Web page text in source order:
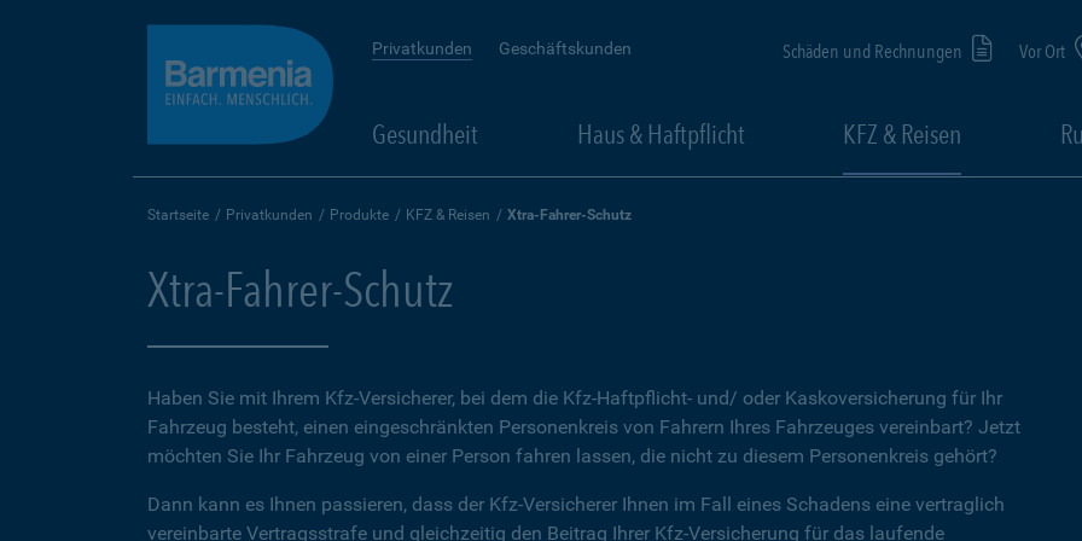
Privatkunden Geschäftskunden Schäden und Rechnungen Vor Ort
Gesundheit Haus & Haftpflicht KFZ & Reisen
Startseite Privatkunden Produkte KFZ & Reisen Xtra-Fahrer-Schutz
Xtra-Fahrer-Schutz
Haben Sie mit Ihrem Kfz-Versicherer, bei dem die Kfz-Haftpflicht- und/ oder Kaskoversicherung für Ihr
Fahrzeug besteht, einen eingeschränkten Personenkreis von Fahrern Ihres Fahrzeuges vereinbart? Jetzt
möchten Sie Ihr Fahrzeug von einer Person fahren lassen, die nicht zu diesem Personenkreis gehört?
Dann kann es Ihnen passieren, dass der Kfz-Versicherer Ihnen im Fall eines Schadens eine vertraglich
vereinbarte Vertragsstrafe und gleichzeitig den Beitrag Ihrer Kfz-Versicherung für das laufende